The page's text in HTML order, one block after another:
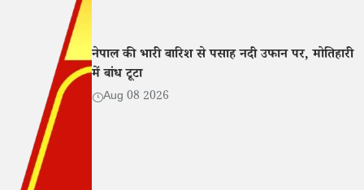
नेपाल की भारी बारिश से पसाह नदी उफान पर, मोतिहारी
में बांध टूटा
Aug 08 2026